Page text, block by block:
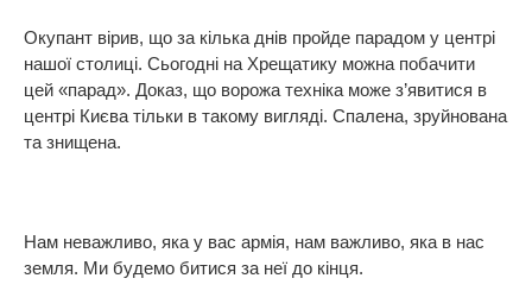
Окупант вірив, що за кілька днів пройде парадом у центрі
нашої столиці. Сьогодні на Хрещатику можна побачити
цей «парад». Доказ, що ворожа техніка може з’явитися в
центрі Києва тільки в такому вигляді. Спалена, зруйнована
та знищена.
Нам неважливо, яка у вас армія, нам важливо, яка в нас
земля. Ми будемо битися за неї до кінця.